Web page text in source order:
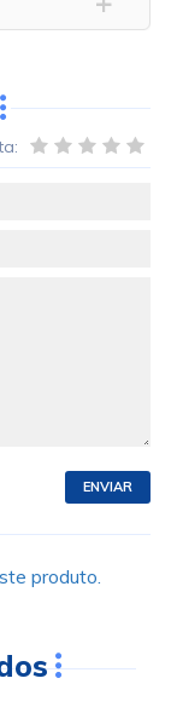
ENVIAR
produto.